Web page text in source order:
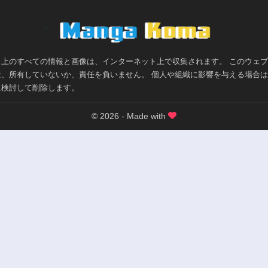
のすべての情報と画像は、インターネット上で収集されます。 このウェ
所有していないか、責任を負いません。 個人や組織に影響を与える場合
討して削除します。
© 2026 - Made with